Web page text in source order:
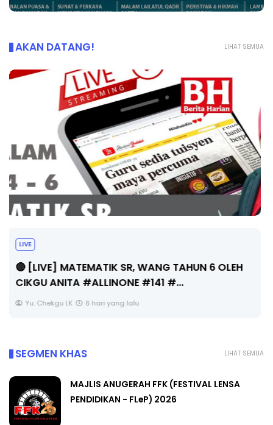
LIHAT SEMUA
AKAN DATANG!
Sejarah Tingkatan 4
Unknown 6 hari yang lalu
LIHAT SEMUA
SEGMEN KHAS
MAJLIS ANUGERAH FFK (FESTIVAL LENSA
PENDIDIKAN - FLeP) 2026